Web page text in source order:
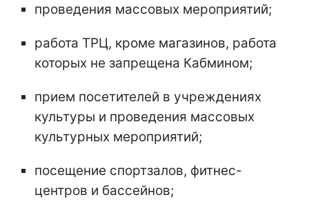
проведения массовых мероприятий;
работа ТРЦ, кроме магазинов, работа
которых не запрещена Кабмином;
прием посетителей в учреждениях
культуры и проведения массовых
культурных мероприятий;
посещение спортзалов, фитнес-
центров и бассейнов;